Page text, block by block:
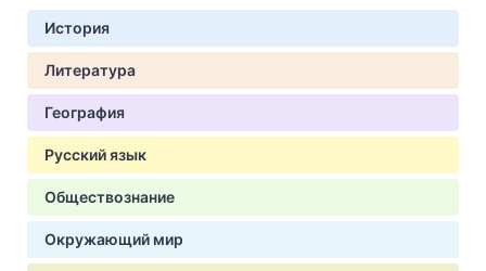
История
Литература
География
Русский язык
Обществознание
Окружающий мир